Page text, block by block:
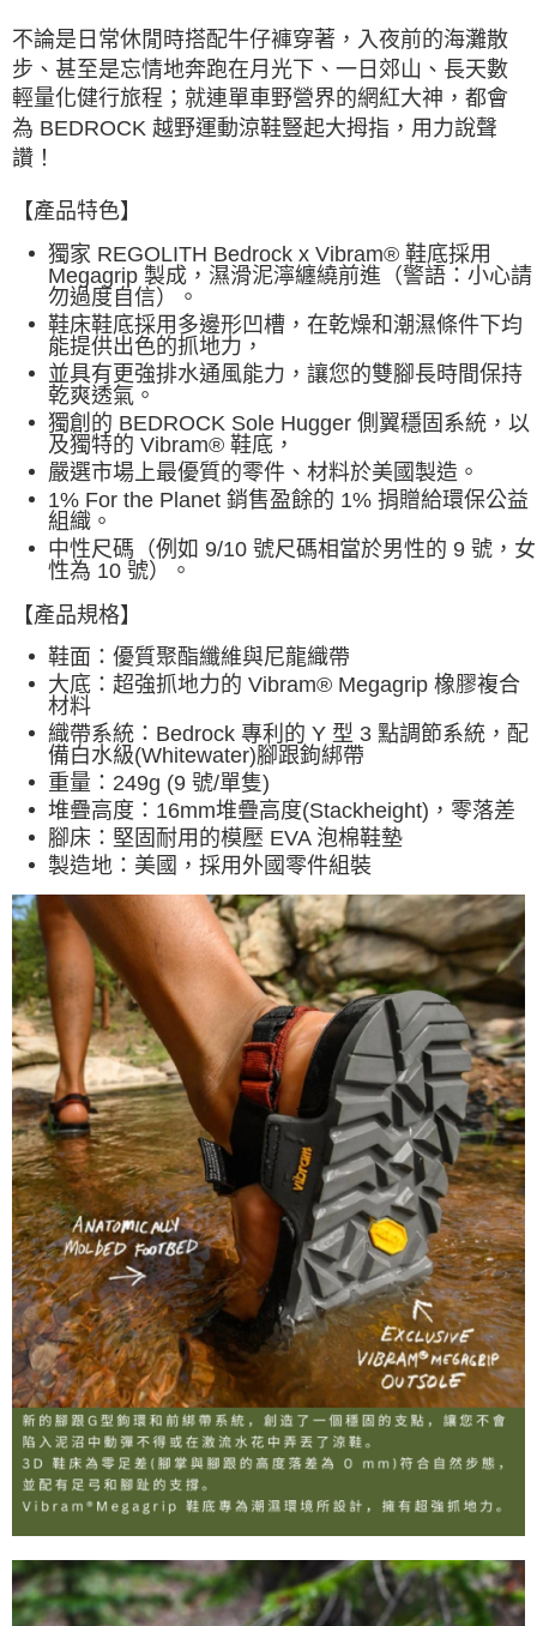
不論是日常休閒時搭配牛仔褲穿著，入夜前的海灘散
步、甚至是忘情地奔跑在月光下、一日郊山、長天數
輕量化健行旅程；就連單車野營界的網紅大神，都會
為 BEDROCK 越野運動涼鞋豎起大拇指，用力說聲
讚！
【產品特色】
獨家 REGOLITH Bedrock x Vibram® 鞋底採用
Megagrip 製成，濕滑泥濘纏繞前進（警語：小心請
勿過度自信）。
鞋床鞋底採用多邊形凹槽，在乾燥和潮濕條件下均
能提供出色的抓地力，
並具有更強排水通風能力，讓您的雙腳長時間保持
乾爽透氣。
獨創的 BEDROCK Sole Hugger 側翼穩固系統，以
及獨特的 Vibram® 鞋底，
嚴選市場上最優質的零件、材料於美國製造。
1% For the Planet 銷售盈餘的 1% 捐贈給環保公益
組織。
中性尺碼（例如 9/10 號尺碼相當於男性的 9 號，女
性為 10 號）。
【產品規格】
鞋面：優質聚酯纖維與尼龍織帶
大底：超強抓地力的 Vibram® Megagrip 橡膠複合
材料
織帶系統：Bedrock 專利的 Y 型 3 點調節系統，配
備白水級(Whitewater)腳跟鉤綁帶
重量：249g (9 號/單隻)
堆疊高度：16mm堆疊高度(Stackheight)，零落差
腳床：堅固耐用的模壓 EVA 泡棉鞋墊
製造地：美國，採用外國零件組裝